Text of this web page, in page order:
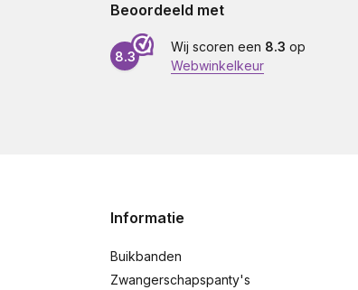
Beoordeeld met
8.3
Wij scoren een 8.3 op
Webwinkelkeur
Informatie
Buikbanden
Zwangerschapspanty's